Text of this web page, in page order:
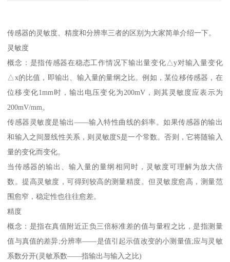
传感器的灵敏度、精度和分辨率三者的区别为大家简单介绍一下。
灵敏度
概念：是指传感器在稳态工作情况下输出量变化△y对输入量变化
△x的比值，即输出、输入量的量纲之比。例如，某位移传感器，在
位移变化1mm时，输出电压变化为200mV，则其灵敏度应表示为
200mV/mm。
传感器灵敏度是输出——输入特性曲线的斜率。如果传感器的输出
和输入之间显线性关系，则灵敏度S是一个常数。否则，它将随输入
量的变化而变化。
当传感器的输出、输入量的量纲相同时，灵敏度可理解为放大倍
数。提高灵敏度，可得到较高的测量精度。但灵敏度愈高，测量范
围愈窄，稳定性也往往愈差。
精度
概念：是指在真值附近正负三倍标准差的值与量程之比，是指测量
值与真值的差异;分辨率——是值引起示值改变的小测量值;应与灵敏
系数分开(灵敏系数——指输出与输入之比)